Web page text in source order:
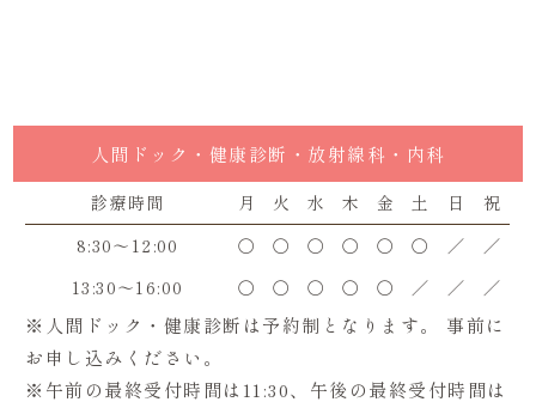
人間ドック・健康診断・放射線科・内科
診療時間 月 火 水 木 金 土 日
祝
8:30～12:00
〇 〇 〇 〇 〇 〇 ／
／
13:30～16:00
〇 〇 〇 〇 〇 ／ ／ ／
※人間ドック・健康診断は予約制となります。 事前に
お申し込みください。
※午前の最終受付時間は11:30、午後の最終受付時間は